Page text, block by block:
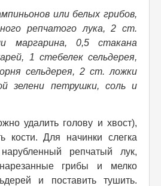
или белых грибов,
репчатого лука, 2 ст.
маргарина, 0,5 стакана
1 стебелек сельдерея,
сельдерея, 2 ст. ложки
зелени петрушки, соль и
удалить голову и хвост),
кости. Для начинки слегка
репчатый лук,
грибы и мелко
и поставить тушить.